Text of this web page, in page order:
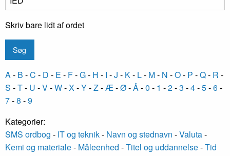
Skriv bare lidt af ordet
A- B -C - D - E - F-G- H - I -J - K- L- M- N -O- P -Q- R -
S -T- U -V-W-X-Y-Z-Æ-Ø-Å-0 - 1 -2-3 -4-5-6-
7-8 -9
Kategorier:
SMS ordbog - IT og teknik- Navn og stednavn -Valuta-
Kemi og materiale- Måleenhed -Titel og uddannelse-Tid